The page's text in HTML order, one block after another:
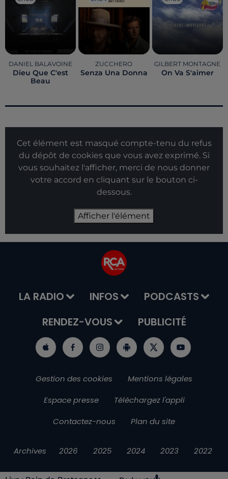
DANIEL BALAVOINE
Dieu Que C'est
Beau
ZUCCHERO
Senza Una Donna
GILBERT MONTAGNE
On Va S'aimer
Cet élément est masqué compte-tenu du refus
du dépôt de cookies que vous avez exprimé. Si
vous souhaitez l'afficher, merci de nous donner
votre accord en cliquant sur le bouton ci-
dessous.
Afficher l'élément
LA RADIO INFOS
PODCASTS
RENDEZ-VOUS
PUBLICITÉ
Gestion des cookies
Mentions légales
Espace presse
Téléchargez l'appli
Contactez-nous
Plan du site
Archives 2026 2025 2024 2023 2022